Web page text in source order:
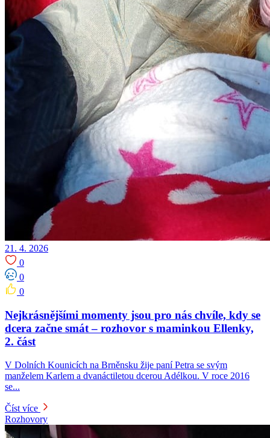
21. 4. 2026
0
0
0
Nejkrásnějšími momenty jsou pro nás chvíle, kdy se
dcera začne smát – rozhovor s maminkou Ellenky,
2. část
V Dolních Kounicích na Brněnsku žije paní Petra se svým
manželem Karlem a dvanáctiletou dcerou Adélkou. V roce 2016
se...
Číst více
Rozhovory